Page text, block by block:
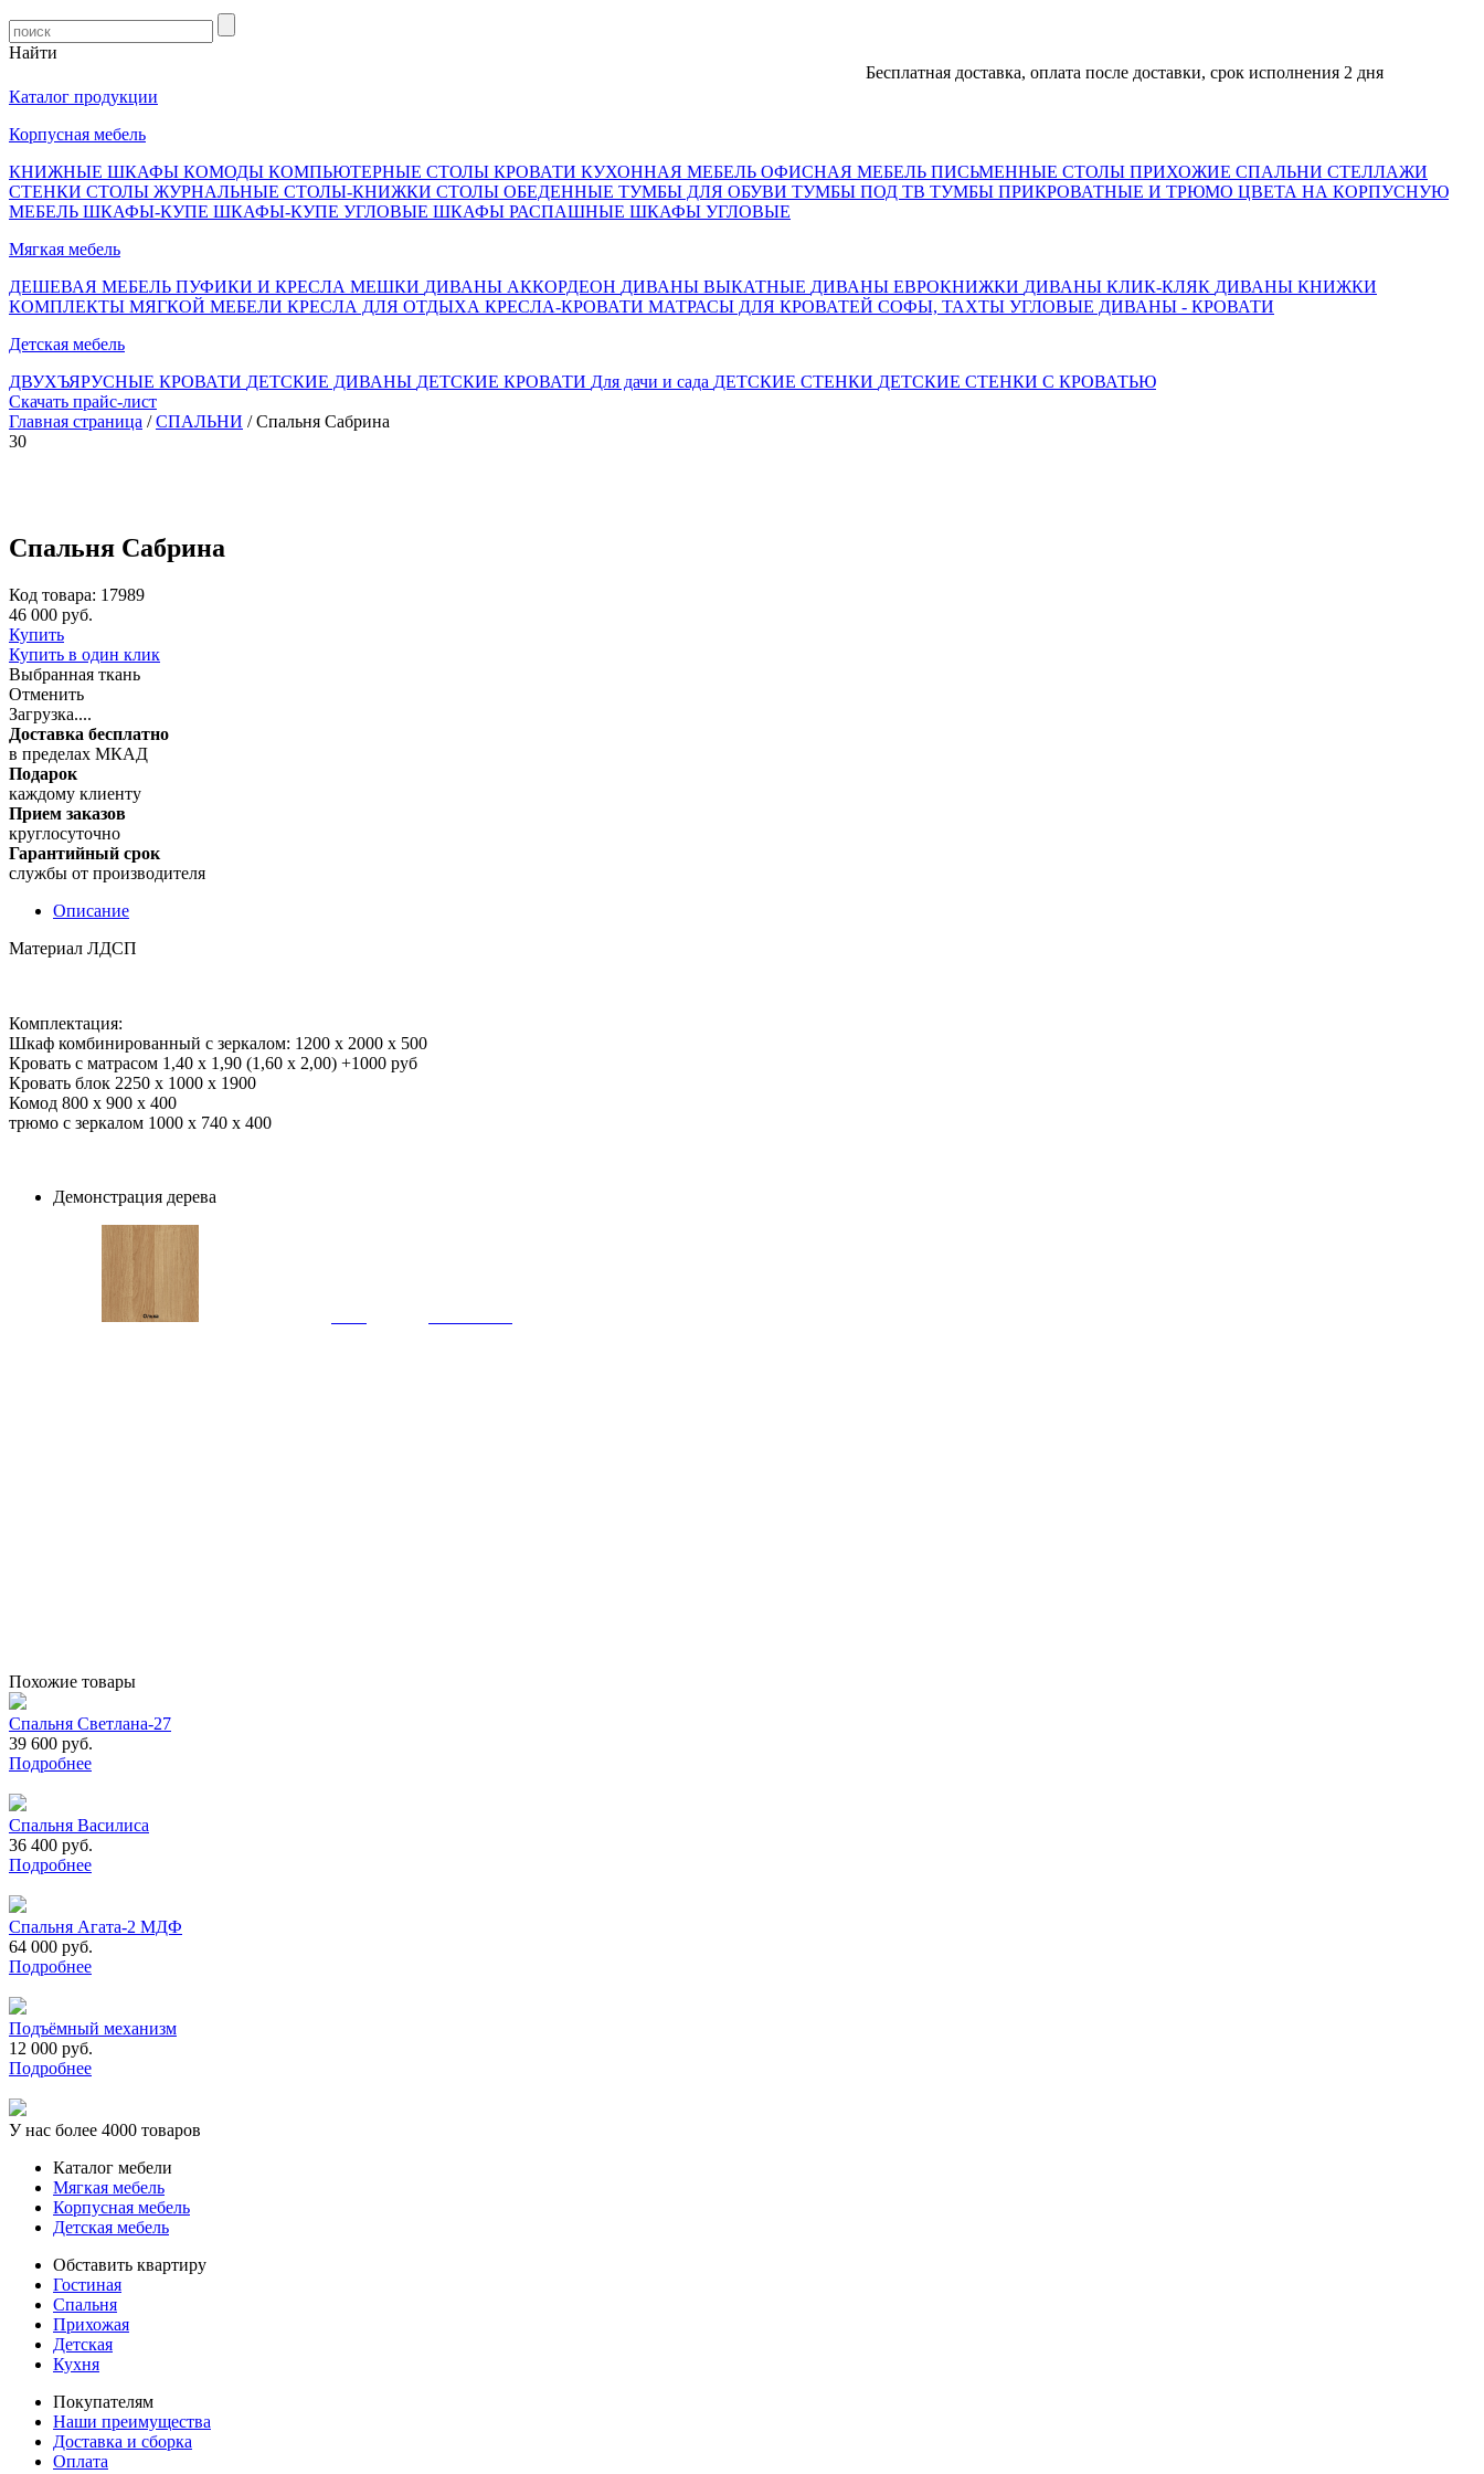
Найти
Бесплатная доставка, оплата после доставки, срок исполнения 2 дня
Каталог продукции
Корпусная мебель
КНИЖНЫЕ ШКАФЫ КОМОДЫ КОМПЬЮТЕРНЫЕ СТОЛЫ КРОВАТИ КУХОННАЯ МЕБЕЛЬ ОФИСНАЯ МЕБЕЛЬ ПИСЬМЕННЫЕ СТОЛЫ ПРИХОЖИЕ СПАЛЬНИ СТЕЛЛАЖИ
СТЕНКИ СТОЛЫ ЖУРНАЛЬНЫЕ СТОЛЫ-КНИЖКИ СТОЛЫ ОБЕДЕННЫЕ ТУМБЫ ДЛЯ ОБУВИ ТУМБЫ ПОД ТВ ТУМБЫ ПРИКРОВАТНЫЕ И ТРЮМО ЦВЕТА НА КОРПУСНУЮ
МЕБЕЛЬ ШКАФЫ-КУПЕ ШКАФЫ-КУПЕ УГЛОВЫЕ ШКАФЫ РАСПАШНЫЕ ШКАФЫ УГЛОВЫЕ
Мягкая мебель
ДЕШЕВАЯ МЕБЕЛЬ ПУФИКИ И КРЕСЛА МЕШКИ ДИВАНЫ АККОРДЕОН ДИВАНЫ ВЫКАТНЫЕ ДИВАНЫ ЕВРОКНИЖКИ ДИВАНЫ КЛИК-КЛЯК ДИВАНЫ КНИЖКИ
КОМПЛЕКТЫ МЯГКОЙ МЕБЕЛИ КРЕСЛА ДЛЯ ОТДЫХА КРЕСЛА-КРОВАТИ МАТРАСЫ ДЛЯ КРОВАТЕЙ СОФЫ, ТАХТЫ УГЛОВЫЕ ДИВАНЫ - КРОВАТИ
Детская мебель
ДВУХЪЯРУСНЫЕ КРОВАТИ ДЕТСКИЕ ДИВАНЫ ДЕТСКИЕ КРОВАТИ Для дачи и сада ДЕТСКИЕ СТЕНКИ ДЕТСКИЕ СТЕНКИ С КРОВАТЬЮ
Скачать прайс-лист
Главная страница /СПАЛЬНИ / Спальня Сабрина
30
Спальня Сабрина
Код товара: 17989
46 000 руб.
Купить
Купить в один клик
Выбранная ткань
Отменить
Загрузка....
Доставка бесплатно
в пределах МКАД
Подарок
каждому клиенту
Прием заказов
круглосуточно
Гарантийный срок
службы от производителя
Описание
Материал ЛДСП
Комплектация:
Шкаф комбинированный с зеркалом: 1200 х 2000 х 500
Кровать с матрасом 1,40 х 1,90 (1,60 х 2,00) +1000 руб
Кровать блок 2250 х 1000 х 1900
Комод 800 х 900 х 400
трюмо с зеркалом 1000 х 740 х 400
Демонстрация дерева
Похожие товары
Спальня Светлана-27
39 600 руб.
Подробнее
Спальня Василиса
36 400 руб.
Подробнее
Спальня Агата-2 МДФ
64 000 руб.
Подробнее
Подъёмный механизм
12 000 руб.
Подробнее
У нас более 4000 товаров
Каталог мебели
Мягкая мебель
Корпусная мебель
Детская мебель
Обставить квартиру
Гостиная
Спальня
Прихожая
Детская
Кухня
Покупателям
Наши преимущества
Доставка и сборка
Оплата